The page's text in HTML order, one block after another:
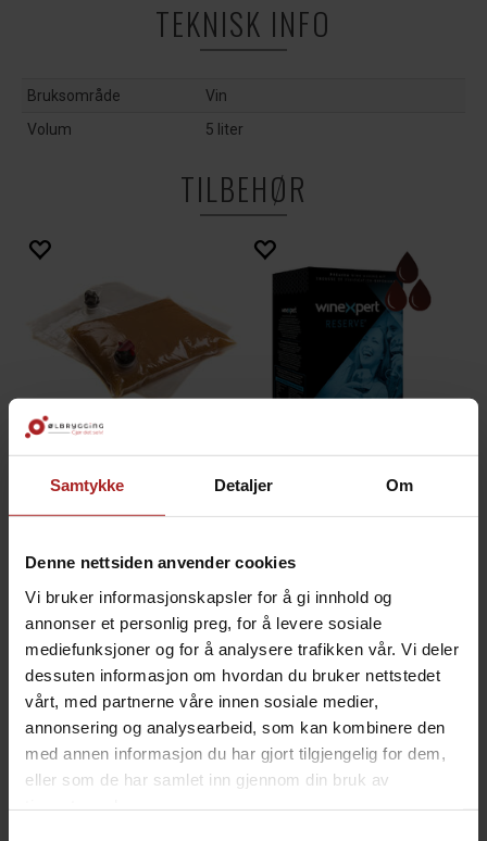
Samtykke Detaljer Om
Denne nettsiden anvender cookies
Vi bruker informasjonskapsler for å gi innhold og
annonser et personlig preg, for å levere sosiale
mediefunksjoner og for å analysere trafikken vår. Vi deler
dessuten informasjon om hvordan du bruker nettstedet
vårt, med partnerne våre innen sosiale medier,
annonsering og analysearbeid, som kan kombinere den
med annen informasjon du har gjort tilgjengelig for dem,
eller som de har samlet inn gjennom din bruk av
TEKNISK INFO
Bruksområde
Vin
Volum
5 liter
TILBEHØR
tilpasset Bag in Box 5 liter eske
39,-
for 23 liter rødvin (Argentina)
1 449,-
Australian Shiraz Reserve vinsett Cabernet Sauvignon Reserve vinsett